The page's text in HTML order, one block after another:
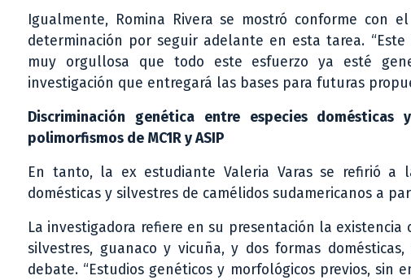
Igualmente, Romina Rivera se mostró conforme con
determinación por seguir adelante en esta tarea.
muy orgullosa que todo este esfuerzo ya esté
investigación que entregará las bases para futuras
Discriminación genética entre especies
polimorfismos de MC1R y ASIP
En tanto, la ex estudiante Valeria Varas se refirió a
domésticas y silvestres de camélidos sudamericanos a
La investigadora refiere en su presentación la
silvestres, guanaco y vicuña, y dos formas
debate. “Estudios genéticos y morfológicos previos,